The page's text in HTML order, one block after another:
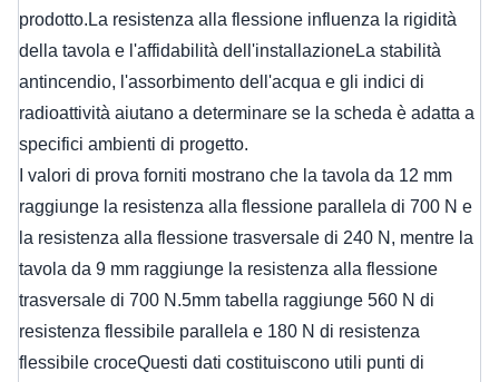
prodotto.La resistenza alla flessione influenza la rigidità
della tavola e l'affidabilità dell'installazioneLa stabilità
antincendio, l'assorbimento dell'acqua e gli indici di
radioattività aiutano a determinare se la scheda è adatta a
specifici ambienti di progetto.
I valori di prova forniti mostrano che la tavola da 12 mm
raggiunge la resistenza alla flessione parallela di 700 N e
la resistenza alla flessione trasversale di 240 N, mentre la
tavola da 9 mm raggiunge la resistenza alla flessione
trasversale di 700 N.5mm tabella raggiunge 560 N di
resistenza flessibile parallela e 180 N di resistenza
flessibile croceQuesti dati costituiscono utili punti di